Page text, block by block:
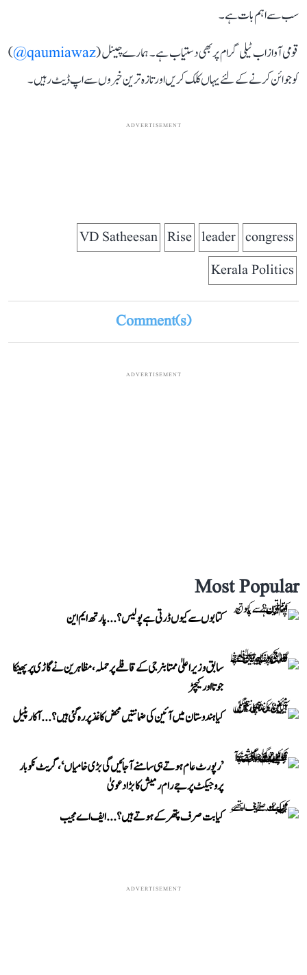
سب سے اہم بات ہے۔
قومی آواز اب ٹیلی گرام پر بھی دستیاب ہے۔ ہمارے چینل (qaumiawaz@
)
کو جوائن کرنے کے لئے یہاں کلک کریں اور تازہ ترین خبروں سے اپ ڈیٹ رہیں۔
ADVERTISEMENT
congress
leader
Rise
VD Satheesan
Kerala Politics
Comment(s)
ADVERTISEMENT
Most Popular
کتابوں سے کیوں ڈرتی ہے پولیس؟...پارتھ ایم این
سابق وزیر اعلیٰ ممتا بنرجی کے قافلے پر حملہ، مظاہرین نے گاڑی پر پھینکا
جوتا اور کیچڑ
کیا ہندوستان میں آئین کی ضمانتیں محض کاغذ پر رہ گئی ہیں؟...آکار پٹیل
’رپورٹ عام ہوتے ہی سامنے آ جائیں گی بڑی خامیاں‘، گریٹ نکوبار
پروجیکٹ پر جے رام رمیش کا بڑا دعویٰ
کیا بت صرف پتھر کے ہوتے ہیں؟...ایف اے مجیب
ADVERTISEMENT